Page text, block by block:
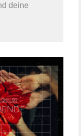
deine